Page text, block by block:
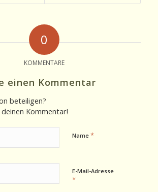
0
KOMMENTARE
einen Kommentar
beteiligen?
Kommentar!
Name *
E-Mail-Adresse
*